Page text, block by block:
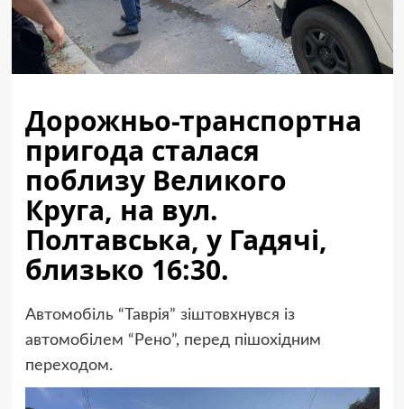
Дорожньо-транспортна
пригода сталася
поблизу Великого
Круга, на вул.
Полтавська, у Гадячі,
близько 16:30.
Автомобіль “Таврія” зіштовхнувся із
автомобілем “Рено”, перед пішохідним
переходом.